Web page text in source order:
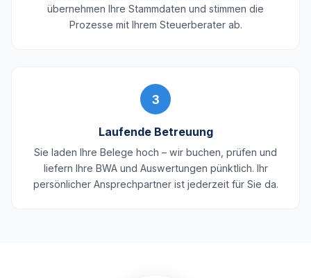
übernehmen Ihre Stammdaten und stimmen die
Prozesse mit Ihrem Steuerberater ab.
3
Laufende Betreuung
Sie laden Ihre Belege hoch – wir buchen, prüfen und
liefern Ihre BWA und Auswertungen pünktlich. Ihr
persönlicher Ansprechpartner ist jederzeit für Sie da.